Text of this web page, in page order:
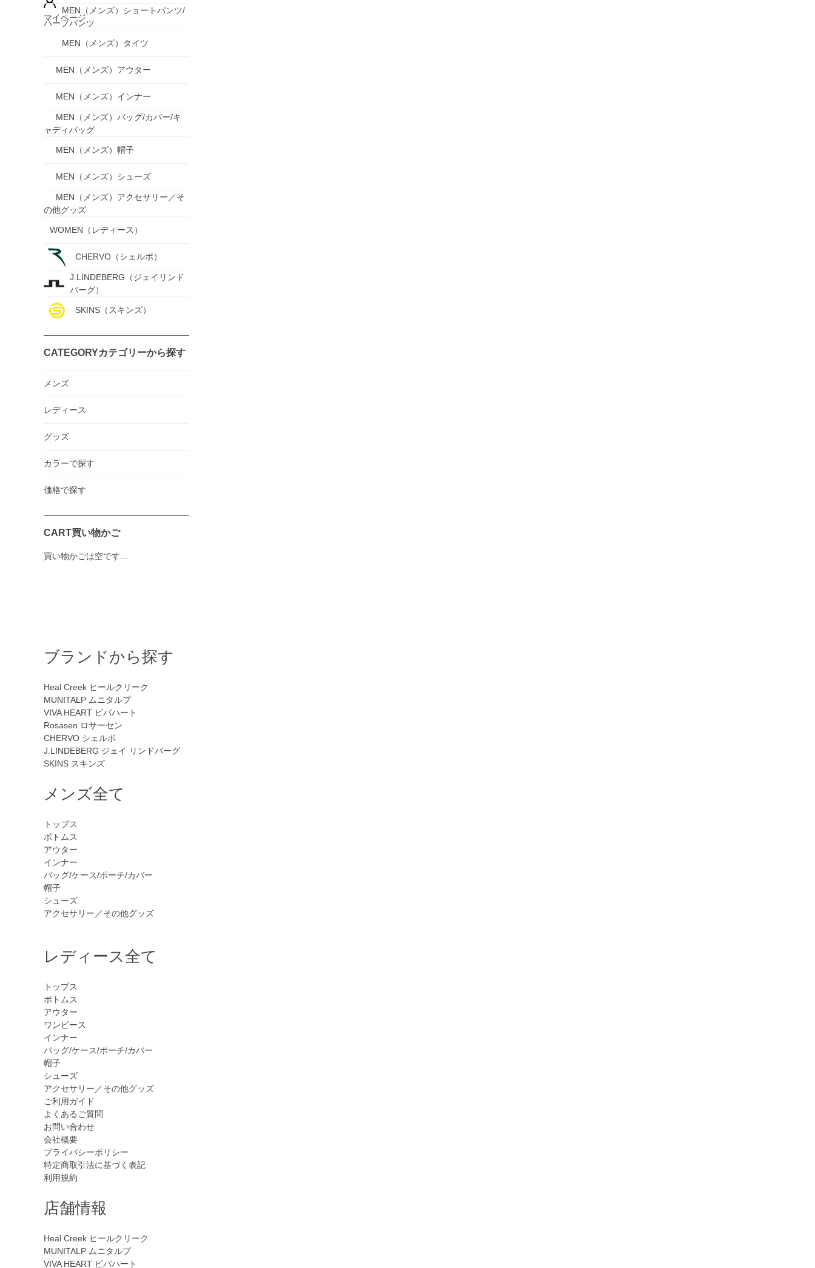
マイページ
MEN（メンズ）ショートパンツ/
ハーフパンツ
MEN（メンズ）タイツ
MEN（メンズ）アウター
MEN（メンズ）インナー
MEN（メンズ）バッグ/カバー/キ
ャディバッグ
MEN（メンズ）帽子
MEN（メンズ）シューズ
MEN（メンズ）アクセサリー／そ
の他グッズ
WOMEN（レディース）
CHERVO（シェルボ）
J.LINDEBERG（ジェイリンド
バーグ）
SKINS（スキンズ）
CATEGORYカテゴリーから探す
メンズ
レディース
グッズ
カラーで探す
価格で探す
CART買い物かご
買い物かごは空です...
ブランドから探す
Heal Creek ヒールクリーク
MUNITALP ムニタルプ
VIVA HEART ビバハート
Rosasen ロサーセン
CHERVO シェルボ
J.LINDEBERG ジェイ リンドバーグ
SKINS スキンズ
メンズ全て
トップス
ボトムス
アウター
インナー
バッグ/ケース/ポーチ/カバー
帽子
シューズ
アクセサリー／その他グッズ
レディース全て
トップス
ボトムス
アウター
ワンピース
インナー
バッグ/ケース/ポーチ/カバー
帽子
シューズ
アクセサリー／その他グッズ
ご利用ガイド
よくあるご質問
お問い合わせ
会社概要
プライバシーポリシー
特定商取引法に基づく表記
利用規約
店舗情報
Heal Creek ヒールクリーク
MUNITALP ムニタルプ
VIVA HEART ビバハート